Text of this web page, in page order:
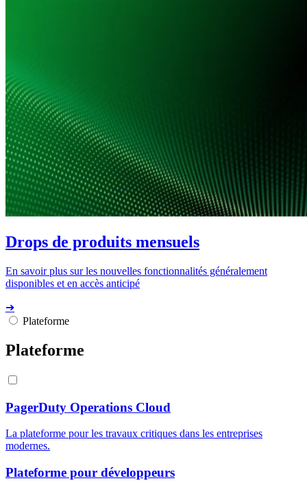
Drops de produits mensuels
En savoir plus sur les nouvelles fonctionnalités généralement
disponibles et en accès anticipé
➔
Plateforme
Plateforme
PagerDuty Operations Cloud
La plateforme pour les travaux critiques dans les entreprises
modernes.
Plateforme pour développeurs